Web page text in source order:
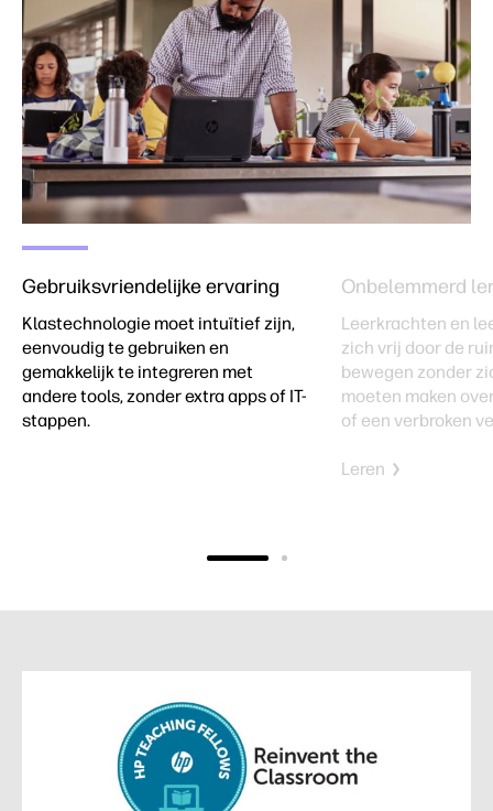
Gebruiksvriendelijke ervaring
Klastechnologie moet intuïtief zijn,
eenvoudig te gebruiken en
gemakkelijk te integreren met
andere tools, zonder extra apps of IT-
stappen.
Onbelemmerd
Leerkrachten en
zich vrij door de
bewegen zonder
moeten maken
of een verbroken
Leren